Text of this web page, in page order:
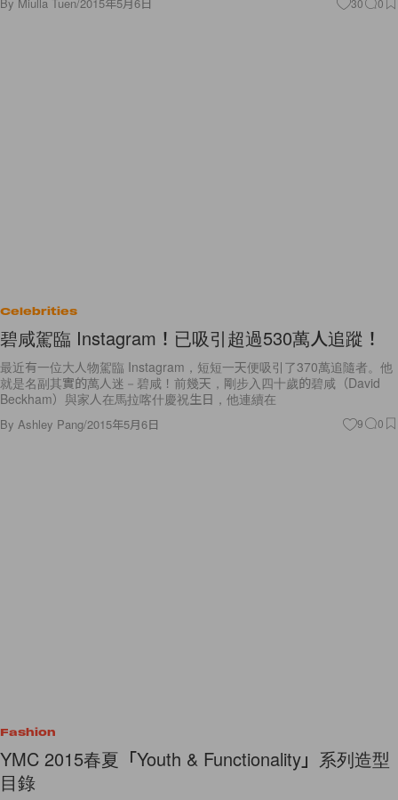
By Miulla Tuen/2015年5月6日
Celebrities
碧咸駕臨 Instagram！已吸引超過530萬人追蹤！
最近有一位大人物駕臨 Instagram，短短一天便吸引了370萬追隨者。他
就是名副其實的萬人迷－碧咸！前幾天，剛步入四十歲的碧咸（David
Beckham）與家人在馬拉喀什慶祝生日，他連續在
By Ashley Pang/2015年5月6日 9 0
Fashion
YMC 2015春夏「Youth & Functionality」系列造型
目錄